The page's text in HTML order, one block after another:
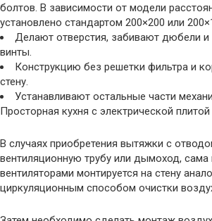
болтов. В зависимости от модели
установлено стандартом 200×200 или
Делают отверстия, забивают дюбели и
винты.
Конструкцию без решетки фильтра и
стену.
Устанавливают остальные части
Просторная кухня с электрической плитой
В случаях приобретения вытяжки с
вентиляционную трубу или дымоход, сама
вентиляторами монтируется на стену
циркуляционным способом очистки